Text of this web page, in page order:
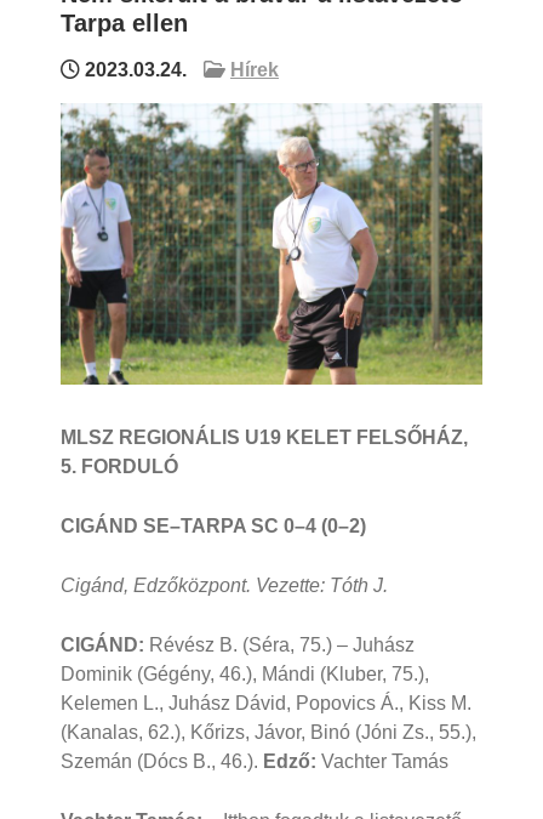
Tarpa ellen
2023.03.24. Hírek
MLSZ REGIONÁLIS U19 KELET FELSŐHÁZ,
5. FORDULÓ
CIGÁND SE–TARPA SC 0–4 (0–2)
Cigánd, Edzőközpont. Vezette: Tóth J.
CIGÁND: Révész B. (Séra, 75.) – Juhász
Dominik (Gégény, 46.), Mándi (Kluber, 75.),
Kelemen L., Juhász Dávid, Popovics Á., Kiss M.
(Kanalas, 62.), Kőrizs, Jávor, Binó (Jóni Zs., 55.),
Szemán (Dócs B., 46.). Edző: Vachter Tamás